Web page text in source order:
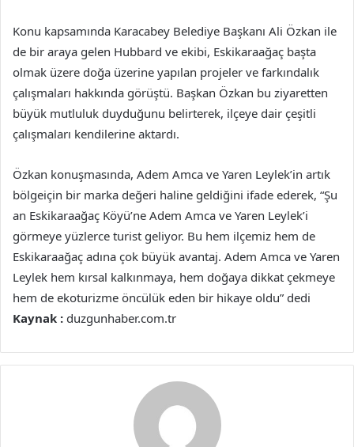
Konu kapsamında Karacabey Belediye Başkanı Ali Özkan ile
de bir araya gelen Hubbard ve ekibi, Eskikaraağaç başta
olmak üzere doğa üzerine yapılan projeler ve farkındalık
çalışmaları hakkında görüştü. Başkan Özkan bu ziyaretten
büyük mutluluk duyduğunu belirterek, ilçeye dair çeşitli
çalışmaları kendilerine aktardı.
Özkan konuşmasında, Adem Amca ve Yaren Leylek’in artık
bölgeiçin bir marka değeri haline geldiğini ifade ederek, “Şu
an Eskikaraağaç Köyü’ne Adem Amca ve Yaren Leylek’i
görmeye yüzlerce turist geliyor. Bu hem ilçemiz hem de
Eskikaraağaç adına çok büyük avantaj. Adem Amca ve Yaren
Leylek hem kırsal kalkınmaya, hem doğaya dikkat çekmeye
hem de ekoturizme öncülük eden bir hikaye oldu” dedi
Kaynak : duzgunhaber.com.tr